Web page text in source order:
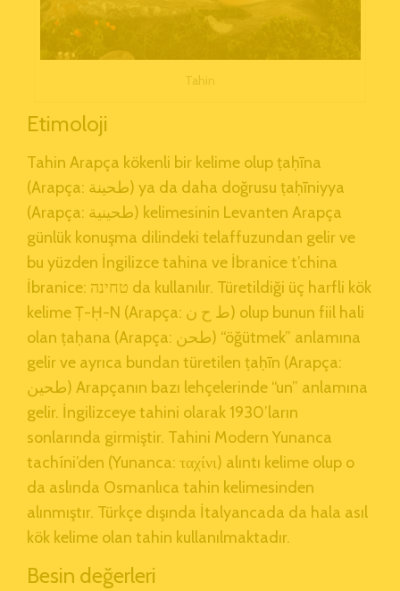
Tahin
Etimoloji
Tahin Arapça kökenli bir kelime olup ṭaḥīna
(Arapça: طحينة) ya da daha doğrusu ṭaḥīniyya
(Arapça: طحينية) kelimesinin Levanten Arapça
günlük konuşma dilindeki telaffuzundan gelir ve
bu yüzden İngilizce tahina ve İbranice t’china
İbranice: טחינה da kullanılır. Türetildiği üç harfli kök
kelime Ṭ-Ḥ-N (Arapça: ط ح ن) olup bunun fiil hali
olan ṭaḥana (Arapça: طحن) “öğütmek” anlamına
gelir ve ayrıca bundan türetilen ṭaḥīn (Arapça:
طحين) Arapçanın bazı lehçelerinde “un” anlamına
gelir. İngilizceye tahini olarak 1930’ların
sonlarında girmiştir. Tahini Modern Yunanca
tachíni’den (Yunanca: ταχίνι) alıntı kelime olup o
da aslında Osmanlıca tahin kelimesinden
alınmıştır. Türkçe dışında İtalyancada da hala asıl
kök kelime olan tahin kullanılmaktadır.
Besin değerleri